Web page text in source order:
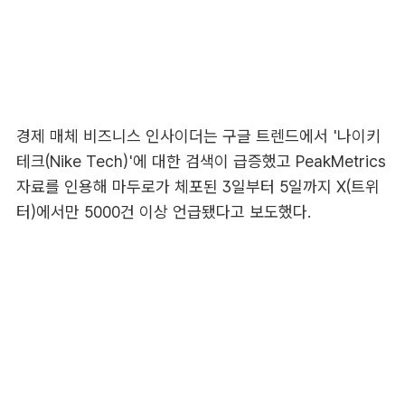
경제 매체 비즈니스 인사이더는 구글 트렌드에서 '나이키
테크(Nike Tech)'에 대한 검색이 급증했고 PeakMetrics
자료를 인용해 마두로가 체포된 3일부터 5일까지 X(트위
터)에서만 5000건 이상 언급됐다고 보도했다.